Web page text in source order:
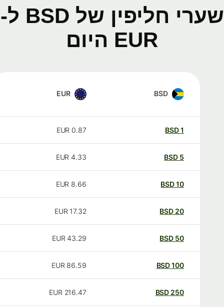
שערי חליפין של BSD ל-
EUR היום
BSD
EUR
BSD
0.87
EUR
BSD
4.33
EUR
BSD
8.66
EUR
20
BSD
17.32
EUR
50
BSD
43.29
EUR
100
BSD
86.59
EUR
250
BSD
216.47
EUR